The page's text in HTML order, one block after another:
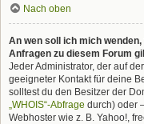
Nach oben
An wen soll ich mich
Anfragen zu diesem Forum
Jeder Administrator, der auf
geeigneter Kontakt für deine
solltest du den Besitzer der
„WHOIS“-Abfrage durch) oder
Webhoster wie z. B. Yahoo!,